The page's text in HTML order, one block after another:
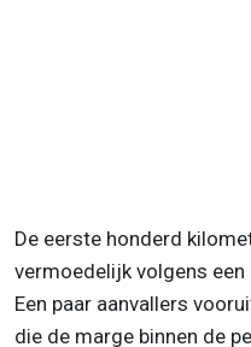
De eerste honderd
vermoedelijk volgens
Een paar aanvallers
die de marge binnen de